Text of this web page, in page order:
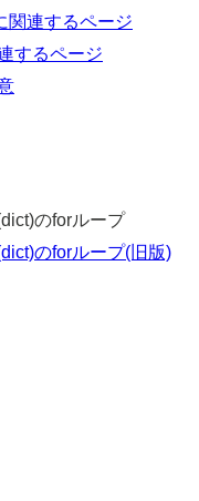
関連するページ
するページ
のforループ
のforループ(旧版)